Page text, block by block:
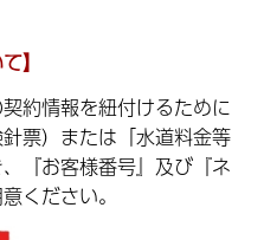
】
約情報を紐付けるために
票）または「水道料金等
『お客様番号』及び『ネ
ください。